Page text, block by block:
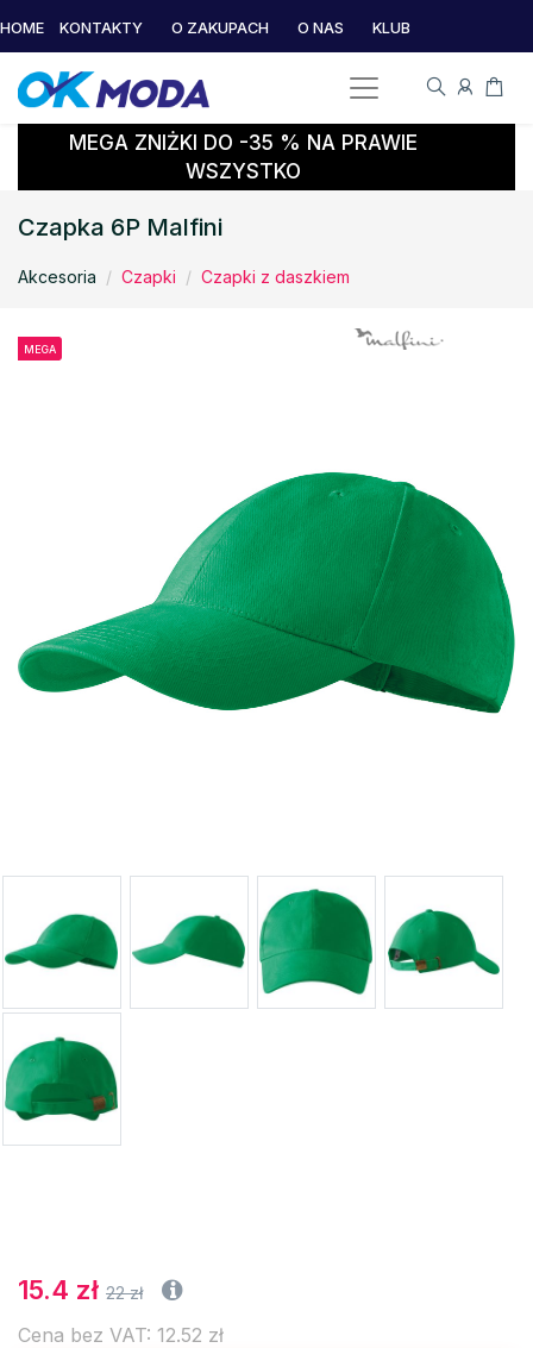
HOME KONTAKTY O ZAKUPACH O NAS KLUB
MEGA ZNIŻKI DO -35 % NA PRAWIE
WSZYSTKO
Czapka 6P Malfini
Akcesoria Czapki Czapki z daszkiem
MEGA
15.4 zł 22 zł
Cena bez VAT: 12.52 zł